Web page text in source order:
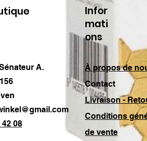
A.
42 08
Infor
mati
ons
À propos de
Contact
Livraison -
Conditions
de vente